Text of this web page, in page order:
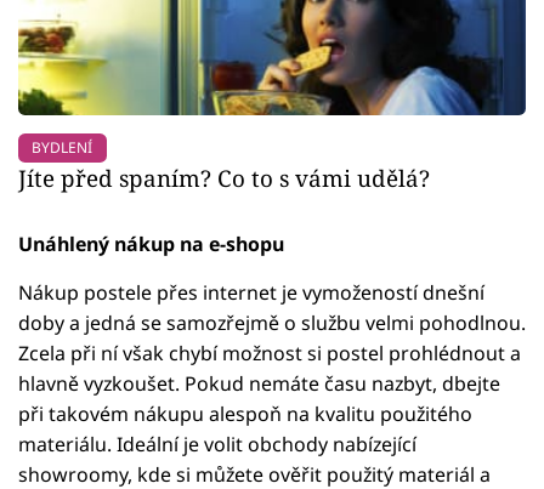
BYDLENÍ
Jíte před spaním? Co to s vámi udělá?
Unáhlený nákup na e-shopu
Nákup postele přes internet je vymožeností dnešní
doby a jedná se samozřejmě o službu velmi pohodlnou.
Zcela při ní však chybí možnost si postel prohlédnout a
hlavně vyzkoušet. Pokud nemáte času nazbyt, dbejte
při takovém nákupu alespoň na kvalitu použitého
materiálu. Ideální je volit obchody nabízející
showroomy, kde si můžete ověřit použitý materiál a